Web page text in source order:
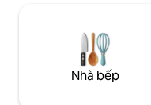
Nhà bếp